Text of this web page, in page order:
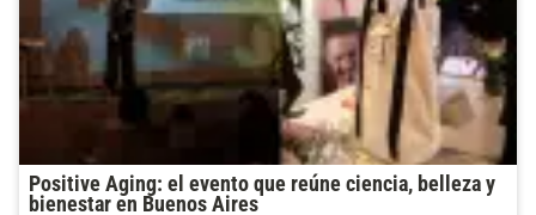
Positive Aging: el evento que reúne ciencia, belleza y
bienestar en Buenos Aires